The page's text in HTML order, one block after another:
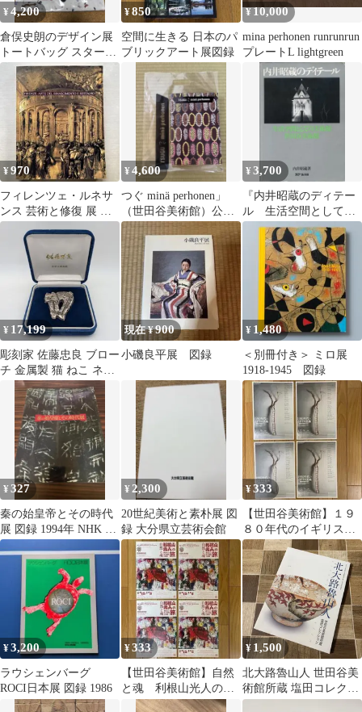
¥4,200
倉俣史朗のデザイン展
トートバッグ スターピ
ース ★未開封★
¥850
空間に生きる 日本のパ
ブリックアート展図録
¥10,000
mina perhonen runrunrun
プレートL lightgreen
¥970
フィレンツェ・ルネサ
ンス 芸術と修復 展 図
録
¥4,600
つぐ minä perhonen」
（世田谷美術館）公式
図録 ミナ[一箇所折れ
有]
¥3,700
『内井昭蔵のディテー
ル 生活空間としての
美術館・世田谷美術
¥ 17,199
彫刻家 佐藤忠良 ブロー
チ 金属製 猫 ねこ ネコ
アクセサリー 世田谷美
術館
現在 ¥900
小磯良平展 図録
¥ 1,480
＜別冊付き＞ ミロ展
1918-1945 図録
¥327
秦の始皇帝とその時代
展 図録 1994年 NHK 世
田谷美術館 兵馬俑 青銅
¥ 2,300
20世紀美術と素朴展 図
録 大分県立芸術会館
¥333
【世田谷美術館】１９
８０年代のイギリス美
術ー展覧会の記憶とと
もにー チラシ４部
¥3,200
ラウシェンバーグ
ROCI日本展 図録 1986
¥333
【世田谷美術館】自然
と魂 利根山光人の
旅 異文化にみた畏敬
¥ 1,500
北大路魯山人 世田谷美
術館所蔵 塩田コレクシ
ョン 図録 中古品